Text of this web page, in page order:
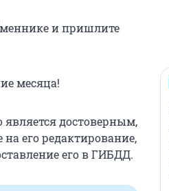
и пришлите
месяца!
является достоверным,
его редактирование,
его в ГИБДД.